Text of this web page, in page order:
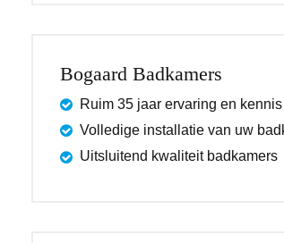
Bogaard Badkamers
Ruim 35 jaar ervaring en kennis
Volledige installatie van uw
Uitsluitend kwaliteit badkamers